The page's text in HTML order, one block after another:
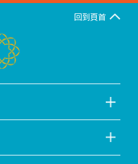
回到頁首